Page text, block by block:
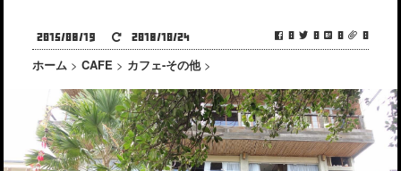
0 0 0 0
2015/08/19 2018/10/24
ホーム > CAFE > カフェ-その他 >